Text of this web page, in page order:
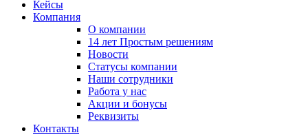
Кейсы
Компания
О компании
14 лет Простым решениям
Новости
Статусы компании
Наши сотрудники
Работа у нас
Акции и бонусы
Реквизиты
Контакты